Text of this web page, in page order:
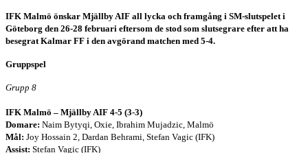
IFK Malmö önskar Mjällby AIF all lycka och framgång i SM-slutspelet i
Göteborg den 26-28 februari eftersom de stod som slutsegrare efter att ha
besegrat Kalmar FF i den avgörand matchen med 5-4.
Gruppspel
Grupp 8
IFK Malmö – Mjällby AIF 4-5 (3-3)
Domare: Naim Bytyqi, Oxie, Ibrahim Mujadzic, Malmö
Mål: Joy Hossain 2, Dardan Behrami, Stefan Vagic (IFK)
Assist: Stefan Vagic (IFK)